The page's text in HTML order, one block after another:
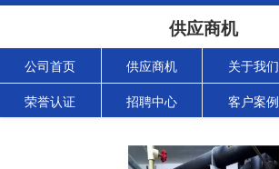
供应商机
公司首页 供应商机 关于我们
荣誉认证 招聘中心 客户案例